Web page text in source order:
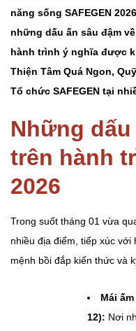
năng sống SAFEGEN
những dấu ấn sâu đậm
hành trình ý nghĩa được
Thiện Tâm Quá Ngon,
Tổ chức SAFEGEN tại
Những
trên hành
2026
Trong suốt tháng 01 vừa
nhiều địa điểm, tiếp xúc
mệnh bồi đắp kiến thức và
Mái
12): Nơi